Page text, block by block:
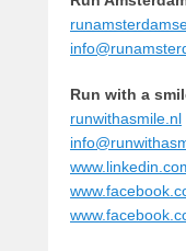
a
t
t
o
p
2
3
j
Run with a
runwithasmile.nl